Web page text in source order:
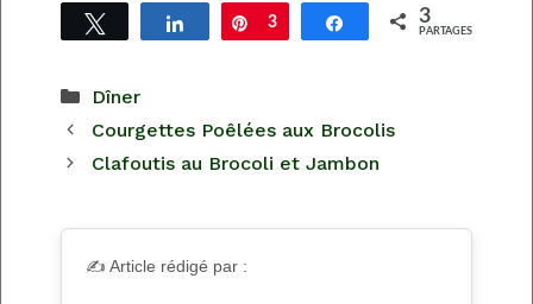
Tweetez Partagez Épingle
3 Partagez3
PARTAGES
Catégories
Dîner
Courgettes Poêlées aux Brocolis
Clafoutis au Brocoli et Jambon
✍️ Article rédigé par :